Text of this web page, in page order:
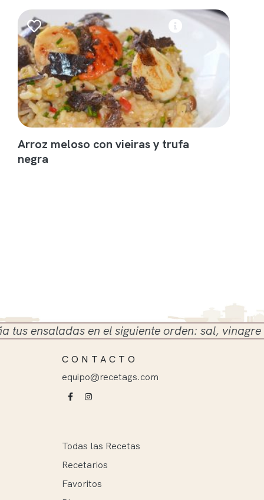
Arroz meloso con vieiras y trufa
negra
en el siguiente orden: sal, vinagre y
CONTACTO
equipo@recetags.com
Todas las Recetas
Recetarios
Favoritos